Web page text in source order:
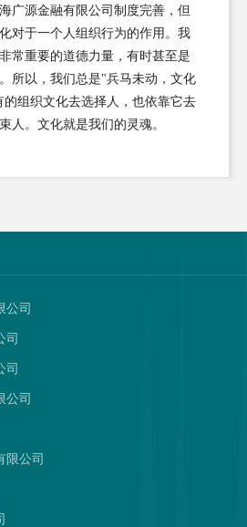
广源金融有限公司制度完善，但
对于一个人组织行为的作用。我
常重要的道德力量，有时甚至是
所以，我们总是"兵马未动，文化
组织文化去选择人，也依靠它去
人。文化就是我们的灵魂。
公司
司
司
公司
限公司